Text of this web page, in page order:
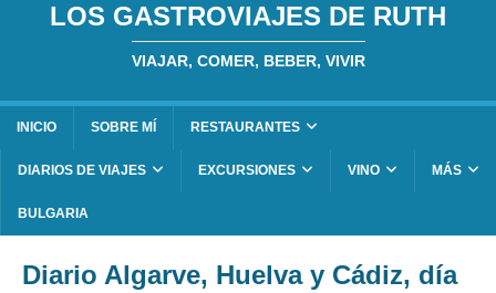
LOS GASTROVIAJES DE RUTH
VIAJAR, COMER, BEBER, VIVIR
INICIO SOBRE MÍ RESTAURANTES
DIARIOS DE VIAJES EXCURSIONES VINO MÁS
BULGARIA
Diario Algarve, Huelva y Cádiz, día